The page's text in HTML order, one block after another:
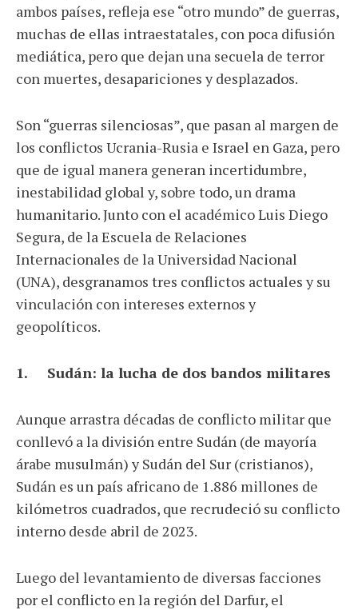
ambos países, refleja ese “otro mundo” de guerras,
muchas de ellas intraestatales, con poca difusión
mediática, pero que dejan una secuela de terror
con muertes, desapariciones y desplazados.
Son “guerras silenciosas”, que pasan al margen de
los conflictos Ucrania-Rusia e Israel en Gaza, pero
que de igual manera generan incertidumbre,
inestabilidad global y, sobre todo, un drama
humanitario. Junto con el académico Luis Diego
Segura, de la Escuela de Relaciones
Internacionales de la Universidad Nacional
(UNA), desgranamos tres conflictos actuales y su
vinculación con intereses externos y
geopolíticos.
1. Sudán: la lucha de dos bandos militares
Aunque arrastra décadas de conflicto militar que
conllevó a la división entre Sudán (de mayoría
árabe musulmán) y Sudán del Sur (cristianos),
Sudán es un país africano de 1.886 millones de
kilómetros cuadrados, que recrudeció su conflicto
interno desde abril de 2023.
Luego del levantamiento de diversas facciones
por el conflicto en la región del Darfur, el